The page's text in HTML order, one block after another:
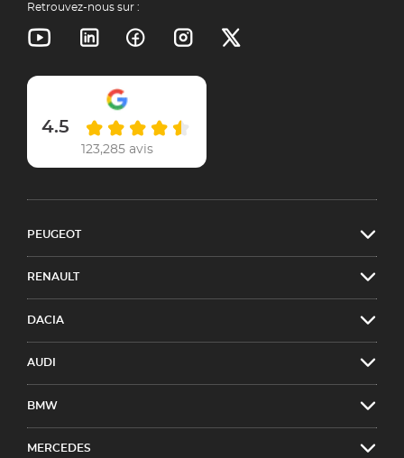
Retrouvez-nous sur :
4.5
123,285 avis
PEUGEOT
RENAULT
DACIA
AUDI
BMW
MERCEDES